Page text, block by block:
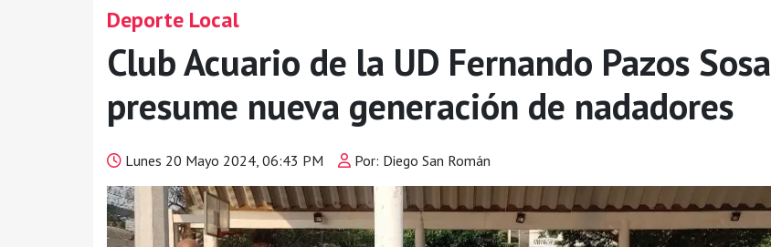
Deporte Local
Club Acuario de la UD Fernando Pazos Sosa
presume nueva generación de nadadores
Lunes 20 Mayo 2024, 06:43 PM Por: Diego San Román